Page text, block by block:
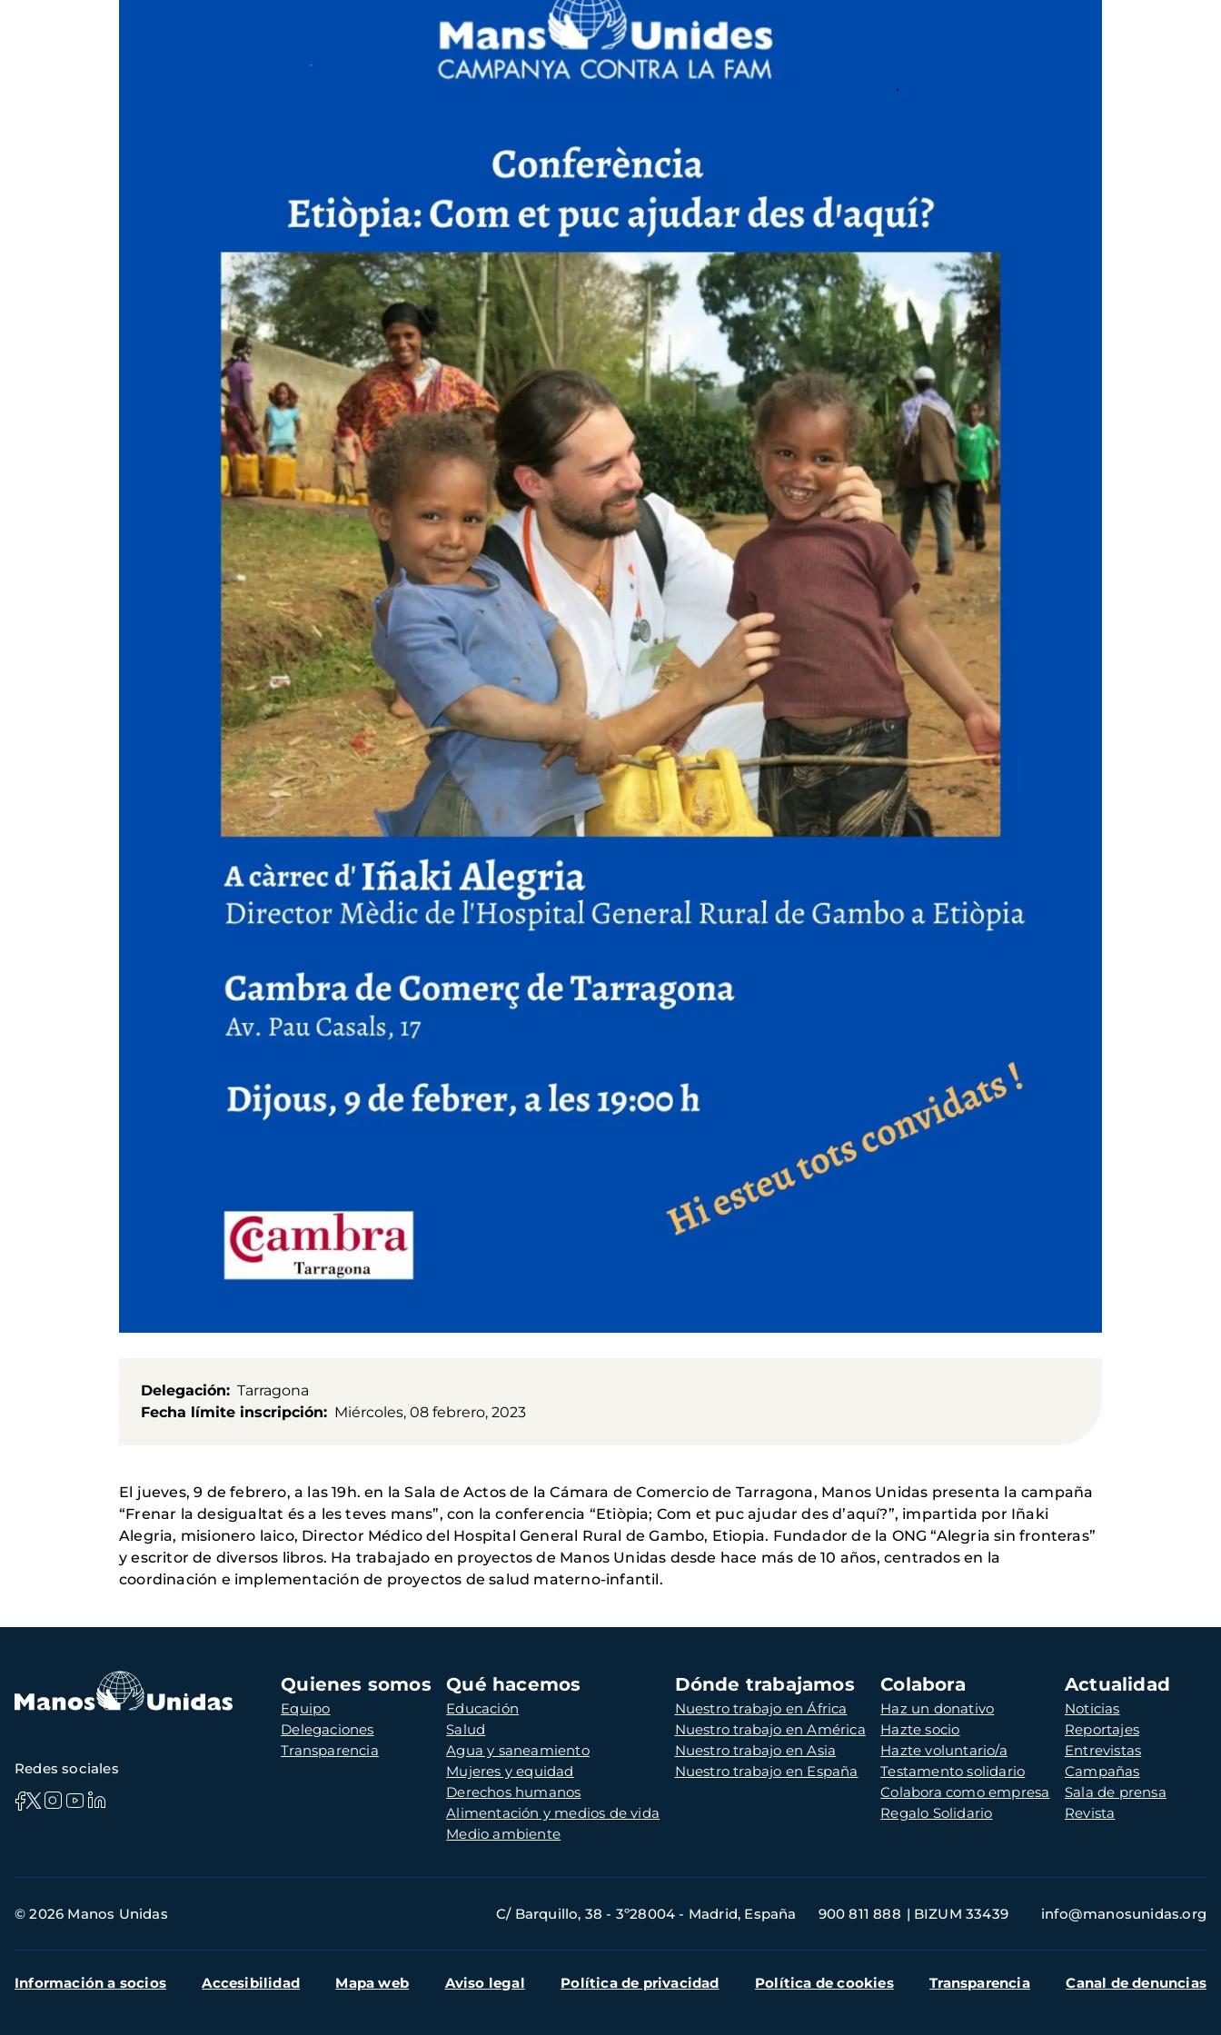
Delegación
Tarragona
Fecha límite inscripción
Miércoles, 08 febrero, 2023
El jueves, 9 de febrero, a las 19h. en la Sala de Actos de la Cámara de Comercio de Tarragona, Manos Unidas presenta la campaña
“Frenar la desigualtat és a les teves mans”, con la conferencia “Etiòpia; Com et puc ajudar des d’aquí?”, impartida por Iñaki
Alegria, misionero laico, Director Médico del Hospital General Rural de Gambo, Etiopia. Fundador de la ONG “Alegria sin fronteras”
y escritor de diversos libros. Ha trabajado en proyectos de Manos Unidas desde hace más de 10 años, centrados en la
coordinación e implementación de proyectos de salud materno-infantil.
Navegación
principal
Quienes somos
Equipo
Delegaciones
Transparencia
Qué hacemos
Educación
Salud
Agua y saneamiento
Mujeres y equidad
Derechos humanos
Alimentación y medios de vida
Medio ambiente
Dónde trabajamos
Nuestro trabajo en África
Nuestro trabajo en América
Nuestro trabajo en Asia
Nuestro trabajo en España
Colabora
Haz un donativo
Hazte socio
Hazte voluntario/a
Testamento solidario
Colabora como empresa
Regalo Solidario
Actualidad
Noticias
Reportajes
Entrevistas
Campañas
Sala de prensa
Revista
Redes sociales
de
© 2026 Manos Unidas C/ Barquillo, 38 - 3º28004 - Madrid, España 900 811 888 BIZUM 33439 info@manosunidas.org
Menú
Información a socios Accesibilidad Mapa web Aviso legal Política de privacidad Política de cookies Transparencia Canal de denuncias